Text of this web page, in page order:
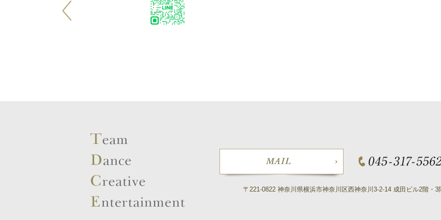
〒221-0822 神奈川県横浜市神奈川区西神奈川3-2-14 成田ビル2階・3